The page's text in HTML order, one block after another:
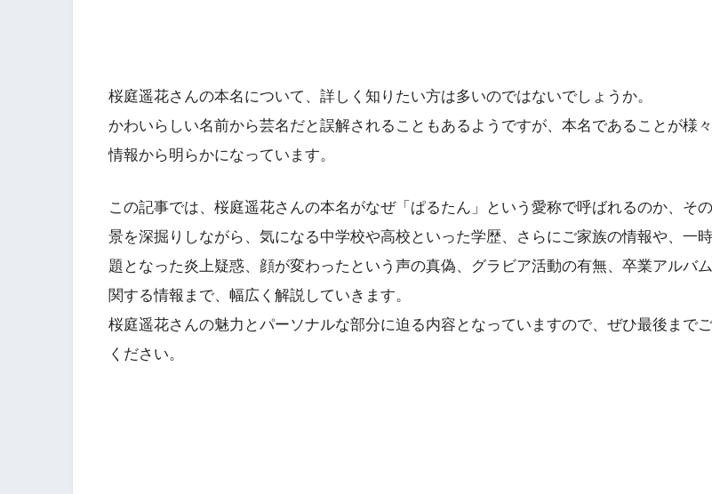
桜庭遥花さんの本名について、詳しく知りたい方は多いのではないでしょうか。
かわいらしい名前から芸名だと誤解されることもあるようですが、本名であることが様
情報から明らかになっています。
この記事では、桜庭遥花さんの本名がなぜ「ぱるたん」という愛称で呼ばれるのか、そ
景を深掘りしながら、気になる中学校や高校といった学歴、さらにご家族の情報や、一
題となった炎上疑惑、顔が変わったという声の真偽、グラビア活動の有無、卒業アルバ
関する情報まで、幅広く解説していきます。
桜庭遥花さんの魅力とパーソナルな部分に迫る内容となっていますので、ぜひ最後まで
ください。